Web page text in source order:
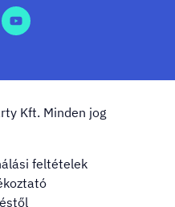
Kft. Minden jog
feltételek